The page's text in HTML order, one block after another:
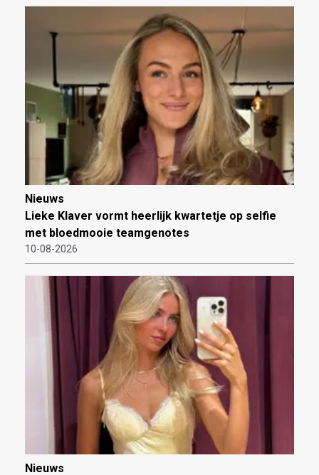
Nieuws
Lieke Klaver vormt heerlijk kwartetje op selfie
met bloedmooie teamgenotes
10-08-2026
Nieuws